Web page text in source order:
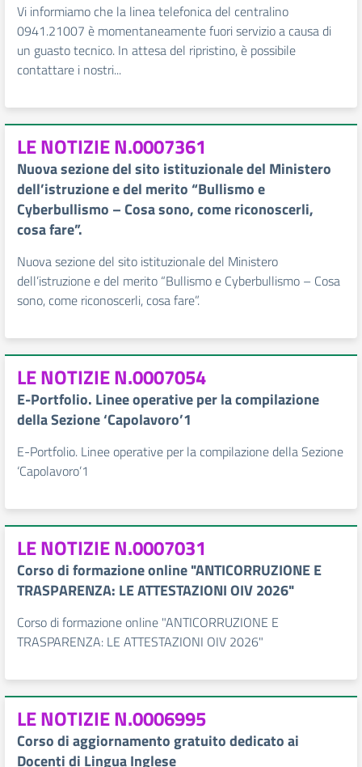
Vi informiamo che la linea telefonica del centralino
0941.21007 è momentaneamente fuori servizio a causa di
un guasto tecnico. In attesa del ripristino, è possibile
contattare i nostri...
LE NOTIZIE N.0007361
Nuova sezione del sito istituzionale del Ministero
dell’istruzione e del merito “Bullismo e
Cyberbullismo – Cosa sono, come riconoscerli,
cosa fare”.
Nuova sezione del sito istituzionale del Ministero
dell’istruzione e del merito “Bullismo e Cyberbullismo – Cosa
sono, come riconoscerli, cosa fare”.
LE NOTIZIE N.0007054
E-Portfolio. Linee operative per la compilazione
della Sezione ‘Capolavoro’1
E-Portfolio. Linee operative per la compilazione della Sezione
‘Capolavoro’1
LE NOTIZIE N.0007031
Corso di formazione online "ANTICORRUZIONE E
TRASPARENZA: LE ATTESTAZIONI OIV 2026"
Corso di formazione online "ANTICORRUZIONE E
TRASPARENZA: LE ATTESTAZIONI OIV 2026"
LE NOTIZIE N.0006995
Corso di aggiornamento gratuito dedicato ai
Docenti di Lingua Inglese